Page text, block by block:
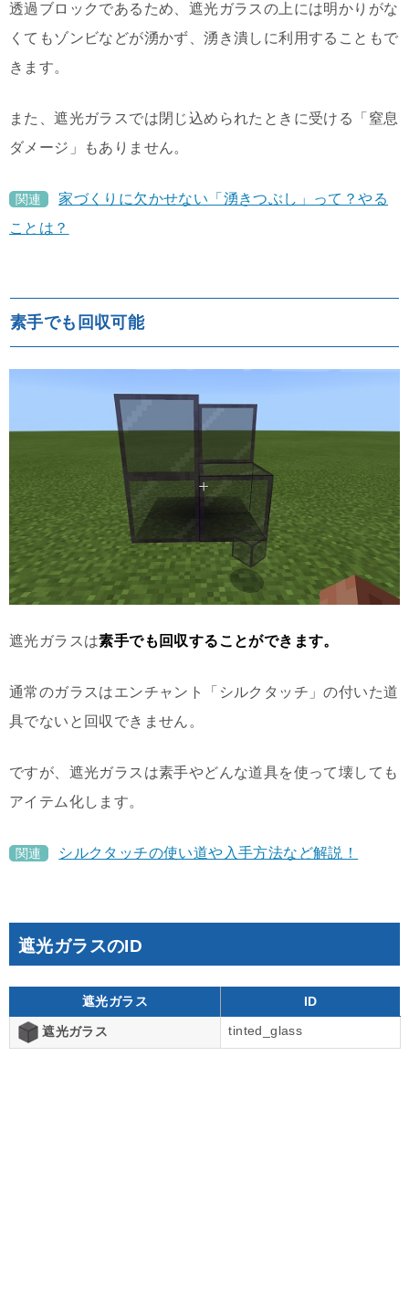
透過ブロックであるため、遮光ガラスの上には明かりがな
くてもゾンビなどが湧かず、湧き潰しに利用することもで
きます。
また、遮光ガラスでは閉じ込められたときに受ける「窒息
ダメージ」もありません。
関連
家づくりに欠かせない「湧きつぶし」って？やる
ことは？
素手でも回収可能
遮光ガラスは素手でも回収することができます。
通常のガラスはエンチャント「シルクタッチ」の付いた道
具でないと回収できません。
ですが、遮光ガラスは素手やどんな道具を使って壊しても
アイテム化します。
関連 シルクタッチの使い道や入手方法など解説！
遮光ガラスのID
遮光ガラス ID
遮光ガラス tinted_glass